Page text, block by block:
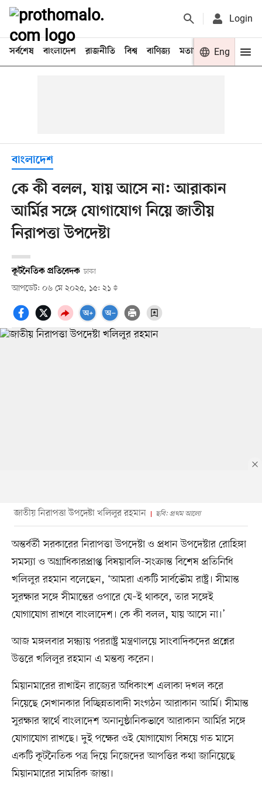
Login
সর্বশেষ বাংলাদেশ রাজনীতি বিশ্ব বাণিজ্য মতামত খেলা
Eng
বাংলাদেশ
কে কী বলল, যায় আসে না: আরাকান
আর্মির সঙ্গে যোগাযোগ নিয়ে জাতীয়
নিরাপত্তা উপদেষ্টা
কূটনৈতিক প্রতিবেদক ঢাকা
আপডেট: ০৬ মে ২০২৫, ১৫: ২১
জাতীয় নিরাপত্তা উপদেষ্টা খলিলুর রহমান ছবি: প্রথম আলো
অন্তর্বর্তী সরকারের নিরাপত্তা উপদেষ্টা ও প্রধান উপদেষ্টার রোহিঙ্গা
সমস্যা ও অগ্রাধিকারপ্রাপ্ত বিষয়াবলি-সংক্রান্ত বিশেষ প্রতিনিধি
খলিলুর রহমান বলেছেন, ‘আমরা একটি সার্বভৌম রাষ্ট্র। সীমান্ত
সুরক্ষার সঙ্গে সীমান্তের ওপারে যে–ই থাকবে, তার সঙ্গেই
যোগাযোগ রাখবে বাংলাদেশ। কে কী বলল, যায় আসে না।’
আজ মঙ্গলবার সন্ধ্যায় পররাষ্ট্র মন্ত্রণালয়ে সাংবাদিকদের প্রশ্নের
উত্তরে খলিলুর রহমান এ মন্তব্য করেন।
মিয়ানমারের রাখাইন রাজ্যের অধিকাংশ এলাকা দখল করে
নিয়েছে সেখানকার বিচ্ছিন্নতাবাদী সংগঠন আরাকান আর্মি। সীমান্ত
সুরক্ষার স্বার্থে বাংলাদেশ অনানুষ্ঠানিকভাবে আরাকান আর্মির সঙ্গে
যোগাযোগ রাখছে। দুই পক্ষের ওই যোগাযোগ বিষয়ে গত মাসে
একটি কূটনৈতিক পত্র দিয়ে নিজেদের আপত্তির কথা জানিয়েছে
মিয়ানমারের সামরিক জান্তা।